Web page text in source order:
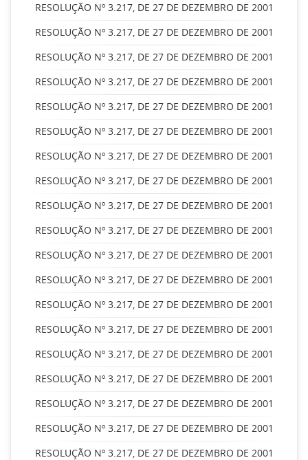
RESOLUÇÃO Nº 3.217, DE 27 DE DEZEMBRO DE 2001
RESOLUÇÃO Nº 3.217, DE 27 DE DEZEMBRO DE 2001
RESOLUÇÃO Nº 3.217, DE 27 DE DEZEMBRO DE 2001
RESOLUÇÃO Nº 3.217, DE 27 DE DEZEMBRO DE 2001
RESOLUÇÃO Nº 3.217, DE 27 DE DEZEMBRO DE 2001
RESOLUÇÃO Nº 3.217, DE 27 DE DEZEMBRO DE 2001
RESOLUÇÃO Nº 3.217, DE 27 DE DEZEMBRO DE 2001
RESOLUÇÃO Nº 3.217, DE 27 DE DEZEMBRO DE 2001
RESOLUÇÃO Nº 3.217, DE 27 DE DEZEMBRO DE 2001
RESOLUÇÃO Nº 3.217, DE 27 DE DEZEMBRO DE 2001
RESOLUÇÃO Nº 3.217, DE 27 DE DEZEMBRO DE 2001
RESOLUÇÃO Nº 3.217, DE 27 DE DEZEMBRO DE 2001
RESOLUÇÃO Nº 3.217, DE 27 DE DEZEMBRO DE 2001
RESOLUÇÃO Nº 3.217, DE 27 DE DEZEMBRO DE 2001
RESOLUÇÃO Nº 3.217, DE 27 DE DEZEMBRO DE 2001
RESOLUÇÃO Nº 3.217, DE 27 DE DEZEMBRO DE 2001
RESOLUÇÃO Nº 3.217, DE 27 DE DEZEMBRO DE 2001
RESOLUÇÃO Nº 3.217, DE 27 DE DEZEMBRO DE 2001
RESOLUÇÃO Nº 3.217, DE 27 DE DEZEMBRO DE 2001